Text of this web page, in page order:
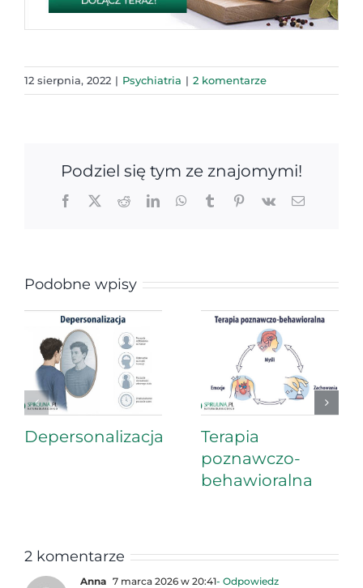
12 sierpnia, 2022 | Psychiatria | 2 komentarze
Podziel się tym ze znajomymi!
Facebook
X RedditLinkedInWhatsApp
TumblrPinterest
Vk Email
Podobne wpisy
Depersonalizacja
Terapia
poznawczo-
behawioralna
2 komentarze
Anna 7 marca 2026 w 20:41- Odpowiedz